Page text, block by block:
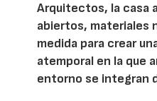
Arquitectos, la casa
abiertos, materiales
medida para crear
atemporal en la que
entorno se integran